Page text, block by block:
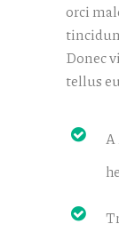
orci
Donec
tellus
A